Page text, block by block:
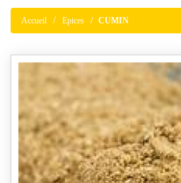
Accueil Epices CUMIN